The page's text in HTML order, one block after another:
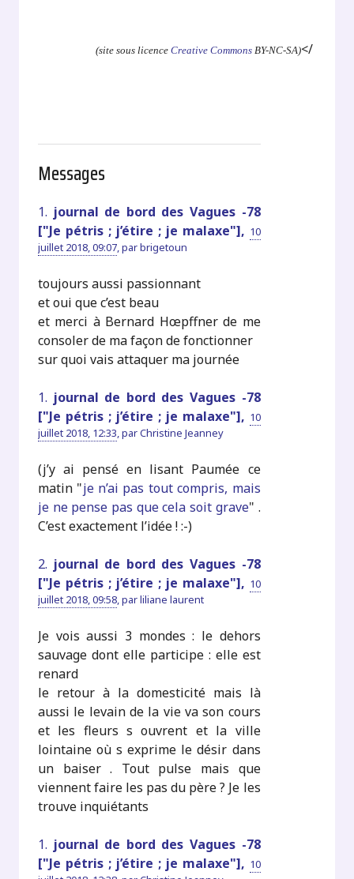
(site sous licence Creative CommonsBY-NC-SA)</
Messages
1. journal de bord des Vagues -78
["Je pétris ; j’étire ; je malaxe"], 10
juillet 2018, 09:07,parbrigetoun
toujours aussi passionnant
et oui que c’est beau
et merci à Bernard Hœpffner de me
consoler de ma façon de fonctionner
sur quoi vais attaquer ma journée
1. journal de bord des Vagues -78
["Je pétris ; j’étire ; je malaxe"], 10
juillet 2018, 12:33,parChristine Jeanney
(j’y ai pensé en lisant Paumée ce
matin "je n’ai pas tout compris, mais
je ne pense pas que cela soit grave" .
C’est exactement l’idée ! :-)
2. journal de bord des Vagues -78
["Je pétris ; j’étire ; je malaxe"], 10
juillet 2018, 09:58,parliliane laurent
Je vois aussi 3 mondes : le dehors
sauvage dont elle participe : elle est
renard
le retour à la domesticité mais là
aussi le levain de la vie va son cours
et les fleurs s ouvrent et la ville
lointaine où s exprime le désir dans
un baiser . Tout pulse mais que
viennent faire les pas du père ? Je les
trouve inquiétants
1. journal de bord des Vagues -78
["Je pétris ; j’étire ; je malaxe"], 10